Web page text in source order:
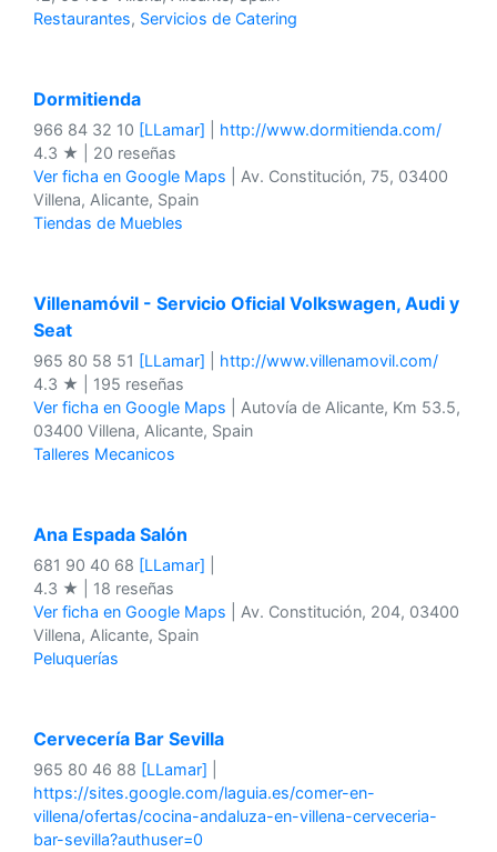
Restaurantes, Servicios de Catering
Dormitienda
966 84 32 10 [LLamar]
http://www.dormitienda.com/
4.3 ★ | 20 reseñas
Ver ficha en Google Maps | Av. Constitución, 75, 03400
Villena, Alicante, Spain
Tiendas de Muebles
Villenamóvil - Servicio Oficial Volkswagen, Audi y
Seat
965 80 58 51 [LLamar]
http://www.villenamovil.com/
4.3 ★ | 195 reseñas
Ver ficha en Google Maps | Autovía de Alicante, Km 53.5,
03400 Villena, Alicante, Spain
Talleres Mecanicos
Ana Espada Salón
681 90 40 68 [LLamar]
4.3 ★ | 18 reseñas
Ver ficha en Google Maps | Av. Constitución, 204, 03400
Villena, Alicante, Spain
Peluquerías
Cervecería Bar Sevilla
965 80 46 88 [LLamar]
https://sites.google.com/laguia.es/comer-en-
villena/ofertas/cocina-andaluza-en-villena-cerveceria-
bar-sevilla?authuser=0